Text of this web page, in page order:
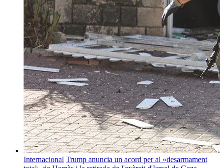
Internacional Trump anuncia un acord per al «desarmament